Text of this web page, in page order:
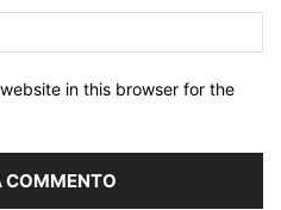
in this browser for the